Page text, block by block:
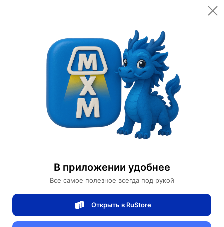
В приложении удобнее
Все самое полезное всегда под рукой
Открыть в RuStore
Открыть
Категории
Бытовая техника
Водоочистители
Очиститель воды Xiaomi Water Purifier S1
1 отзывов